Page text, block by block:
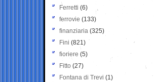
Ferretti (6)
ferrovie (133)
finanziaria (325)
Fini (821)
fioriere (5)
Fitto (27)
Fontana di Trevi (1)